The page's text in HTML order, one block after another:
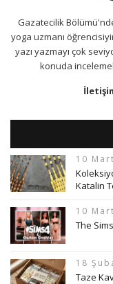
Gazatecilik
yoga uzmanı
yazı yazmayı çok
konuda
10
Katalin
10
The
18
Taze